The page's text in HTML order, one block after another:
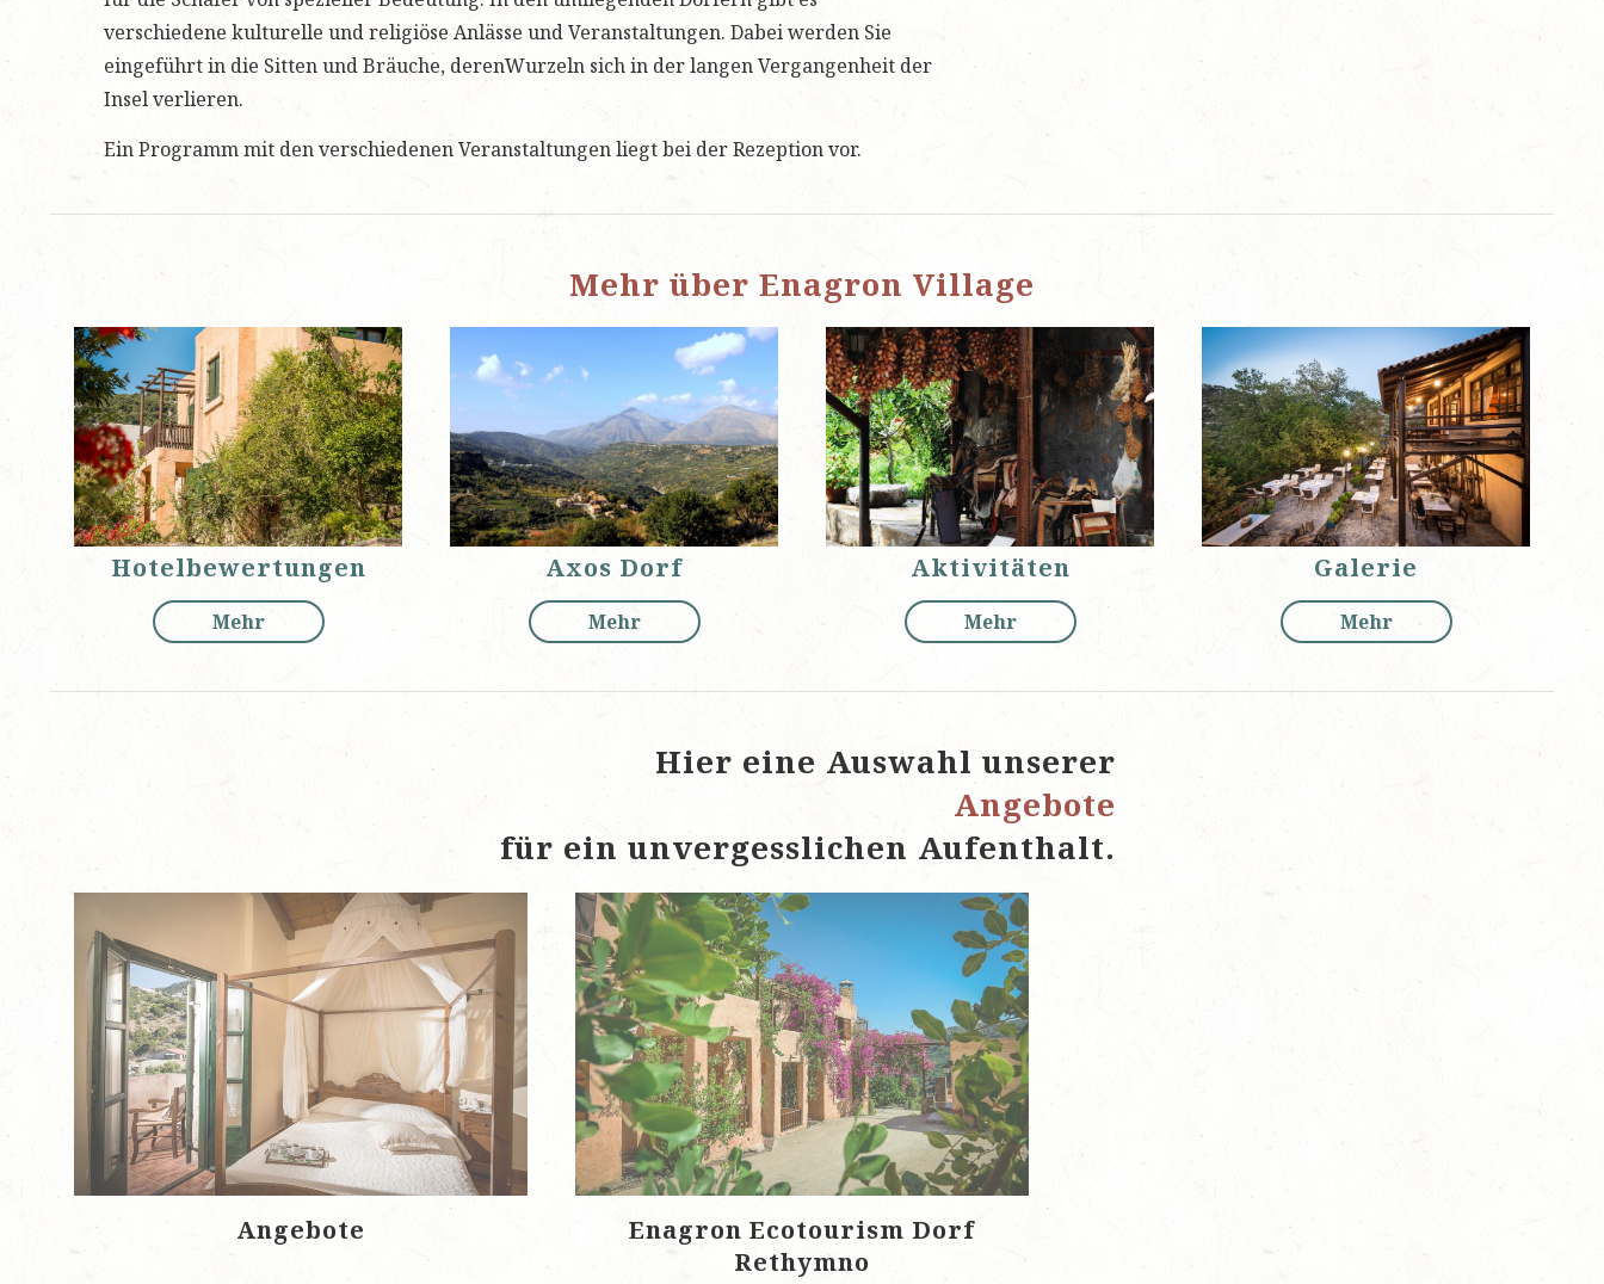
verschiedene kulturelle und religiöse Anlässe und Veranstaltungen. Dabei werden Sie
eingeführt in die Sitten und Bräuche, derenWurzeln sich in der langen Vergangenheit der
Insel verlieren.
Ein Programm mit den verschiedenen Veranstaltungen liegt bei der Rezeption vor.
Mehr über Enagron Village
Hotelbewertungen
Mehr
Axos Dorf
Mehr
Aktivitäten
Mehr
Galerie
Mehr
Hier eine Auswahl unserer
Angebote
für ein unvergesslichen Aufenthalt.
Angebote
Enagron Ecotourism Dorf
Rethymno